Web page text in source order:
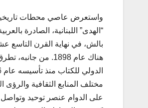
واستعرض عاصي محطات تاريخية
بالش، في نهاية القرن التاسع
هناك عام 1898.
مختلف المنابع الثقافية
على الدوام عنصر توحيد